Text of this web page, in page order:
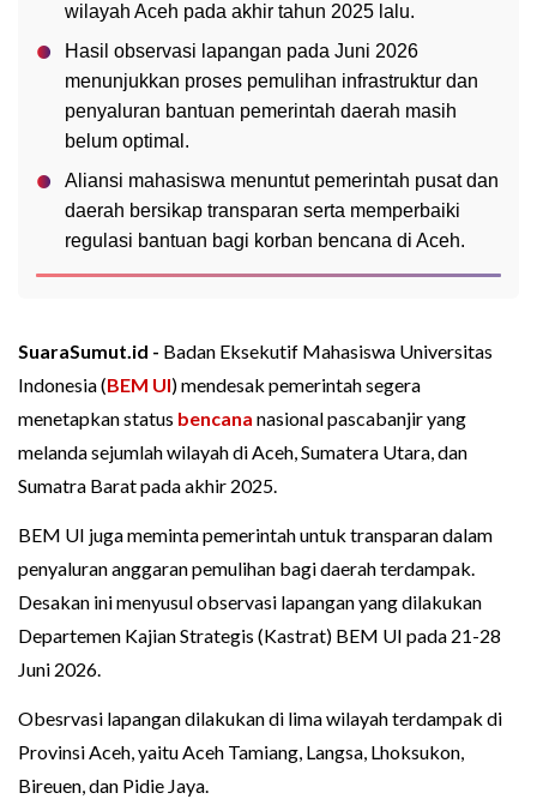
wilayah Aceh pada akhir tahun 2025 lalu.
Hasil observasi lapangan pada Juni 2026
menunjukkan proses pemulihan infrastruktur dan
penyaluran bantuan pemerintah daerah masih
belum optimal.
Aliansi mahasiswa menuntut pemerintah pusat dan
daerah bersikap transparan serta memperbaiki
regulasi bantuan bagi korban bencana di Aceh.
SuaraSumut.id - Badan Eksekutif Mahasiswa Universitas
Indonesia (BEM UI) mendesak pemerintah segera
menetapkan status bencana nasional pascabanjir yang
melanda sejumlah wilayah di Aceh, Sumatera Utara, dan
Sumatra Barat pada akhir 2025.
BEM UI juga meminta pemerintah untuk transparan dalam
penyaluran anggaran pemulihan bagi daerah terdampak.
Desakan ini menyusul observasi lapangan yang dilakukan
Departemen Kajian Strategis (Kastrat) BEM UI pada 21-28
Juni 2026.
Obesrvasi lapangan dilakukan di lima wilayah terdampak di
Provinsi Aceh, yaitu Aceh Tamiang, Langsa, Lhoksukon,
Bireuen, dan Pidie Jaya.